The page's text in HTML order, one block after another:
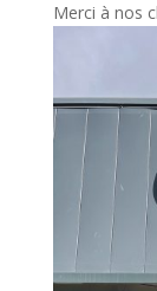
Merci à nos